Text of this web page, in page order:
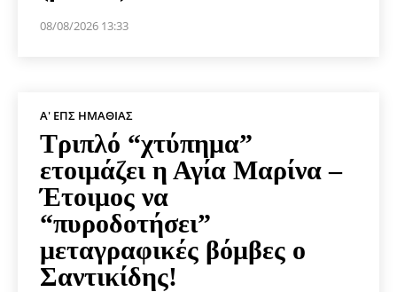
08/08/2026 13:33
Α' ΕΠΣ ΗΜΑΘΊΑΣ
Τριπλό “χτύπημα”
ετοιμάζει η Αγία Μαρίνα –
Έτοιμος να
“πυροδοτήσει”
μεταγραφικές βόμβες ο
Σαντικίδης!